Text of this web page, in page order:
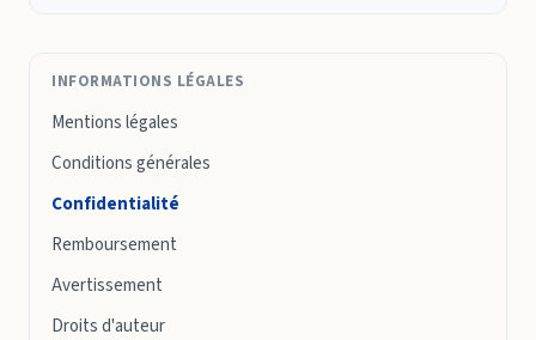
INFORMATIONS LÉGALES
Mentions légales
Conditions générales
Confidentialité
Remboursement
Avertissement
Droits d'auteur